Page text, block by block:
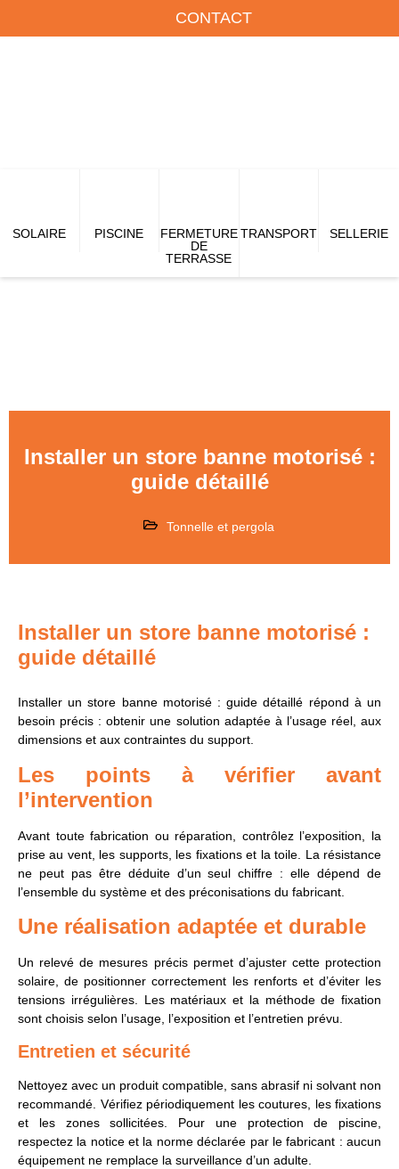
CONTACT
SOLAIRE PISCINE
FERMETURE
DE
TERRASSE
TRANSPORT SELLERIE
Installer un store banne motorisé :
guide détaillé
Tonnelle et pergola
Installer un store banne motorisé :
guide détaillé
Installer un store banne motorisé : guide détaillé répond à un
besoin précis : obtenir une solution adaptée à l’usage réel, aux
dimensions et aux contraintes du support.
Les points à vérifier avant
l’intervention
Avant toute fabrication ou réparation, contrôlez l’exposition, la
prise au vent, les supports, les fixations et la toile. La résistance
ne peut pas être déduite d’un seul chiffre : elle dépend de
l’ensemble du système et des préconisations du fabricant.
Une réalisation adaptée et durable
Un relevé de mesures précis permet d’ajuster cette protection
solaire, de positionner correctement les renforts et d’éviter les
tensions irrégulières. Les matériaux et la méthode de fixation
sont choisis selon l’usage, l’exposition et l’entretien prévu.
Entretien et sécurité
Nettoyez avec un produit compatible, sans abrasif ni solvant non
recommandé. Vérifiez périodiquement les coutures, les fixations
et les zones sollicitées. Pour une protection de piscine,
respectez la notice et la norme déclarée par le fabricant : aucun
équipement ne remplace la surveillance d’un adulte.